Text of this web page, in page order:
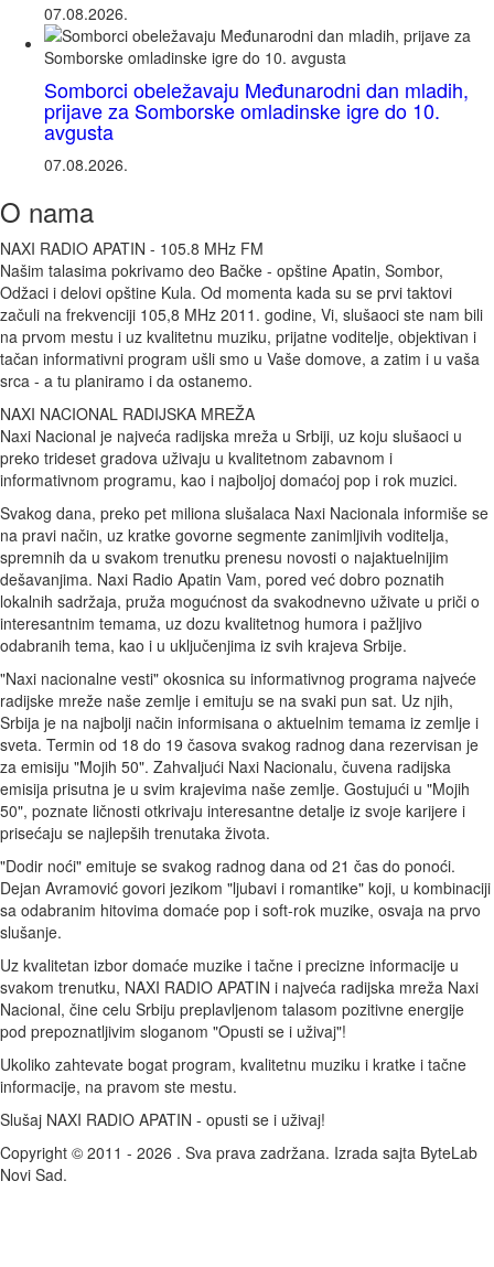
07.08.2026.
Somborci obeležavaju Međunarodni dan mladih,
prijave za Somborske omladinske igre do 10.
avgusta
07.08.2026.
O nama
NAXI RADIO APATIN - 105.8 MHz FM
Našim talasima pokrivamo deo Bačke - opštine Apatin, Sombor,
Odžaci i delovi opštine Kula. Od momenta kada su se prvi taktovi
začuli na frekvenciji 105,8 MHz 2011. godine, Vi, slušaoci ste nam bili
na prvom mestu i uz kvalitetnu muziku, prijatne voditelje, objektivan i
tačan informativni program ušli smo u Vaše domove, a zatim i u vaša
srca - a tu planiramo i da ostanemo.
NAXI NACIONAL RADIJSKA MREŽA
Naxi Nacional je najveća radijska mreža u Srbiji, uz koju slušaoci u
preko trideset gradova uživaju u kvalitetnom zabavnom i
informativnom programu, kao i najboljoj domaćoj pop i rok muzici.
Svakog dana, preko pet miliona slušalaca Naxi Nacionala informiše se
na pravi način, uz kratke govorne segmente zanimljivih voditelja,
spremnih da u svakom trenutku prenesu novosti o najaktuelnijim
dešavanjima. Naxi Radio Apatin Vam, pored već dobro poznatih
lokalnih sadržaja, pruža mogućnost da svakodnevno uživate u priči o
interesantnim temama, uz dozu kvalitetnog humora i pažljivo
odabranih tema, kao i u uključenjima iz svih krajeva Srbije.
"Naxi nacionalne vesti" okosnica su informativnog programa najveće
radijske mreže naše zemlje i emituju se na svaki pun sat. Uz njih,
Srbija je na najbolji način informisana o aktuelnim temama iz zemlje i
sveta. Termin od 18 do 19 časova svakog radnog dana rezervisan je
za emisiju "Mojih 50". Zahvaljući Naxi Nacionalu, čuvena radijska
emisija prisutna je u svim krajevima naše zemlje. Gostujući u "Mojih
50", poznate ličnosti otkrivaju interesantne detalje iz svoje karijere i
prisećaju se najlepših trenutaka života.
"Dodir noći" emituje se svakog radnog dana od 21 čas do ponoći.
Dejan Avramović govori jezikom "ljubavi i romantike" koji, u kombinaciji
sa odabranim hitovima domaće pop i soft-rok muzike, osvaja na prvo
slušanje.
Uz kvalitetan izbor domaće muzike i tačne i precizne informacije u
svakom trenutku, NAXI RADIO APATIN i najveća radijska mreža Naxi
Nacional, čine celu Srbiju preplavljenom talasom pozitivne energije
pod prepoznatljivim sloganom "Opusti se i uživaj"!
Ukoliko zahtevate bogat program, kvalitetnu muziku i kratke i tačne
informacije, na pravom ste mestu.
Slušaj NAXI RADIO APATIN - opusti se i uživaj!
Copyright © 2011 - 2026 . Sva prava zadržana. Izrada sajta ByteLab
Novi Sad.